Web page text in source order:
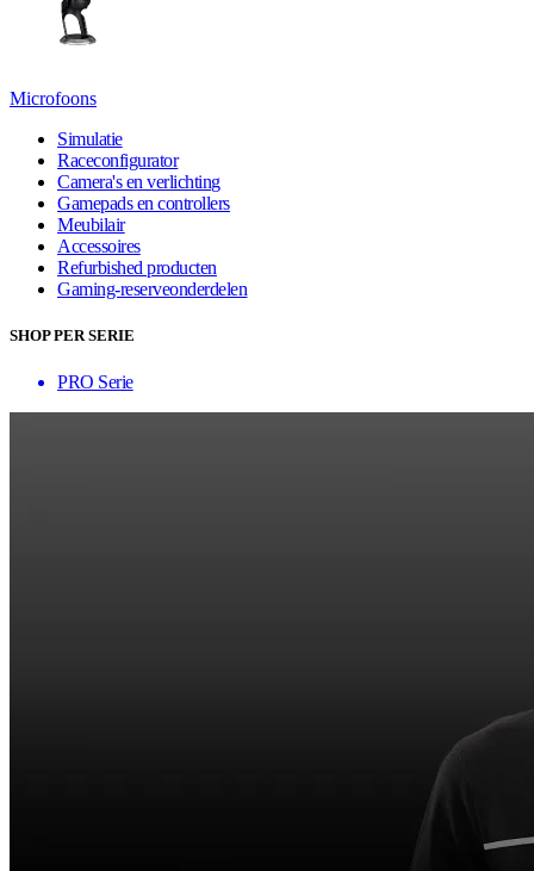
Microfoons
Simulatie
Raceconfigurator
Camera's en verlichting
Gamepads en controllers
Meubilair
Accessoires
Refurbished producten
Gaming-reserveonderdelen
SHOP PER SERIE
PRO Serie